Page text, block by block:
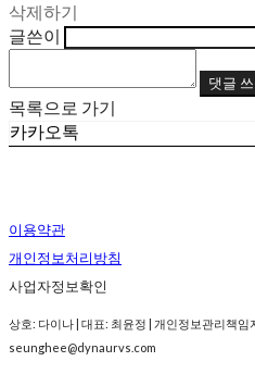
삭제하기
글쓴이
댓글
목록으로 가기
카카오톡
이용약관
개인정보처리방침
사업자정보확인
상호: 다이나 | 대표: 최윤정 | 개인정보관리책
seunghee@dynaurvs.com